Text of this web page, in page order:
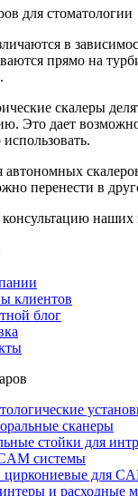
для стоматологии
в
прямо на
скалеры
Это дает
автономных
перенести в
наших
клиентов
блог
сканеры
стойки для
системы
циркониевые для
и расходные